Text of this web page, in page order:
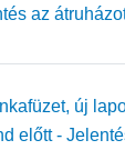
az
előtt -